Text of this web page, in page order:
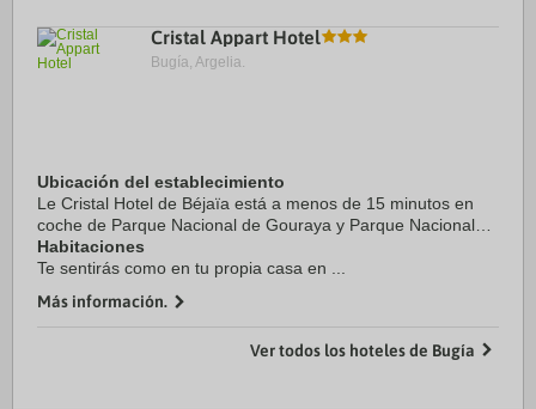
Cristal Appart Hotel
Bugía, Argelia.
Ubicación del establecimiento
Le Cristal Hotel de Béjaïa está a menos de 15 minutos en
coche de Parque Nacional de Gouraya y Parque Nacional
Theniet El Had.
Habitaciones
Te sentirás como en tu propia casa en ...
Más información.
Ver todos los hoteles de Bugía